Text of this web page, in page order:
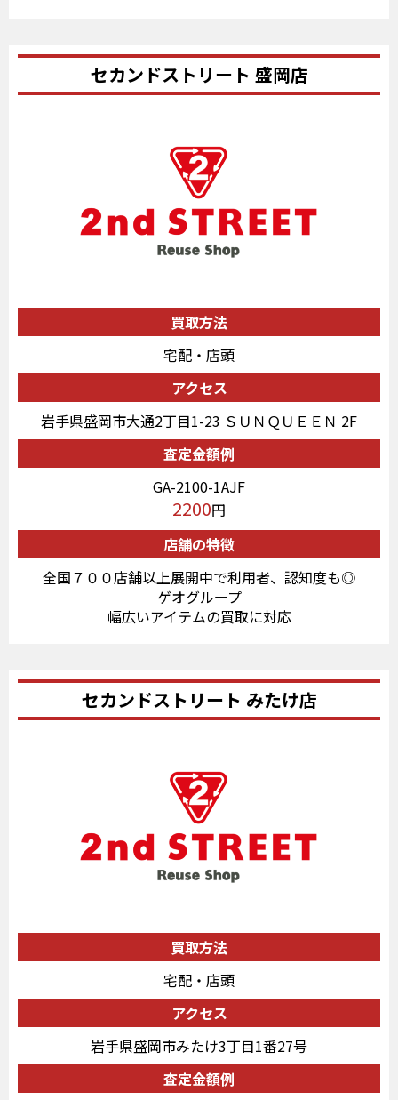
セカンドストリート 盛岡店
買取方法
宅配・店頭
アクセス
岩手県盛岡市大通2丁目1-23 ＳＵＮＱＵＥＥＮ 2F
査定金額例
GA-2100-1AJF
2200円
店舗の特徴
全国７００店舗以上展開中で利用者、認知度も◎
ゲオグループ
幅広いアイテムの買取に対応
セカンドストリート みたけ店
買取方法
宅配・店頭
アクセス
岩手県盛岡市みたけ3丁目1番27号
査定金額例